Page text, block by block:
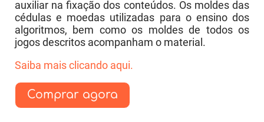
auxiliar na fixação dos conteúdos. Os moldes das
cédulas e moedas utilizadas para o ensino dos
algoritmos, bem como os moldes de todos os
jogos descritos acompanham o material.
Saiba mais clicando aqui.
Comprar agora